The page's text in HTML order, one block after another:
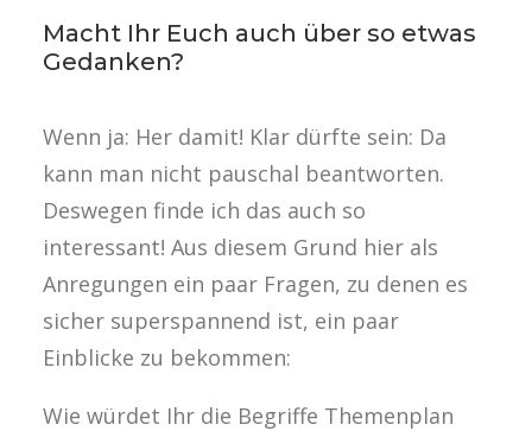
Macht Ihr Euch auch über so etwas
Gedanken?
Wenn ja: Her damit! Klar dürfte sein: Da
kann man nicht pauschal beantworten.
Deswegen finde ich das auch so
interessant! Aus diesem Grund hier als
Anregungen ein paar Fragen, zu denen es
sicher superspannend ist, ein paar
Einblicke zu bekommen:
Wie würdet Ihr die Begriffe Themenplan